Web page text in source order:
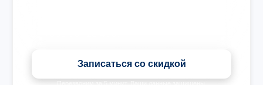
Записаться со скидкой
Перезвоним за 5 минут. Ваши данные защищены.